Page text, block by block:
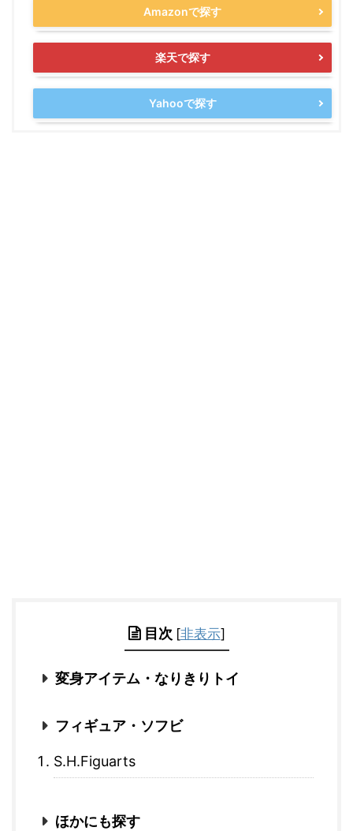
Amazonで探す
楽天で探す
Yahooで探す
目次 [非表示]
変身アイテム・なりきりトイ
フィギュア・ソフビ
S.H.Figuarts
ほかにも探す